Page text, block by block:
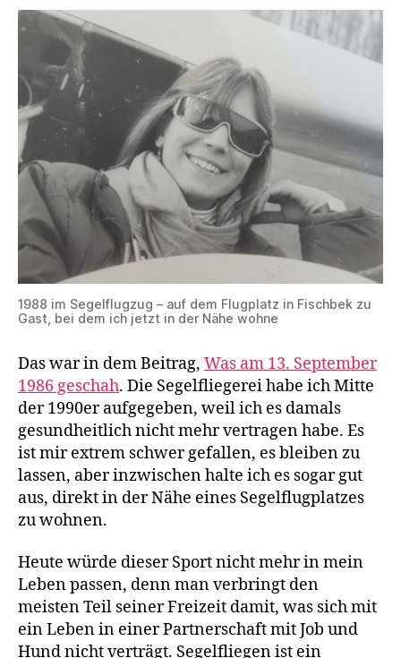
1988 im Segelflugzug – auf dem Flugplatz in Fischbek zu
Gast, bei dem ich jetzt in der Nähe wohne
Das war in dem Beitrag, Was am 13. September
1986 geschah. Die Segelfliegerei habe ich Mitte
der 1990er aufgegeben, weil ich es damals
gesundheitlich nicht mehr vertragen habe. Es
ist mir extrem schwer gefallen, es bleiben zu
lassen, aber inzwischen halte ich es sogar gut
aus, direkt in der Nähe eines Segelflugplatzes
zu wohnen.
Heute würde dieser Sport nicht mehr in mein
Leben passen, denn man verbringt den
meisten Teil seiner Freizeit damit, was sich mit
ein Leben in einer Partnerschaft mit Job und
Hund nicht verträgt. Segelfliegen ist ein